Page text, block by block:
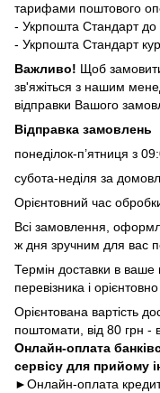
тарифами поштового
- Укрпошта Стандарт до
- Укрпошта Стандарт
Важливо! Щоб
зв'яжіться з нашим
відправки Вашого
Відправка замовлень
понеділок-п’ятниця з
субота-неділя за
Орієнтовний час
Всі замовлення,
ж дня зручним для вас
Термін доставки в ваше
перевізника і
Орієнтована вартість
поштомати, від 80 грн -
Онлайн-оплата
сервісу для прийому
►Онлайн-оплата